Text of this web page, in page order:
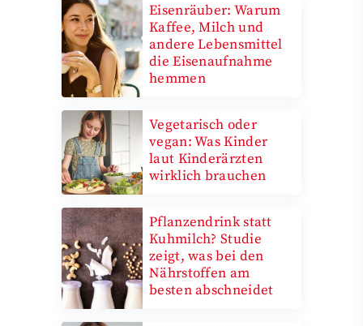
Eisenräuber: Warum
Kaffee, Milch und
andere Lebensmittel
die Eisenaufnahme
hemmen
Vegetarisch oder
vegan: Was Kinder
laut Kinderärzten
wirklich brauchen
Pflanzendrink statt
Kuhmilch? Studie
zeigt, was bei den
Nährstoffen am
besten abschneidet